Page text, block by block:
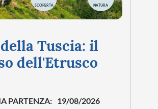
SCOPERTA NATURA
Tuscia: il
dell'Etrusco
PARTENZA: 19/08/2026